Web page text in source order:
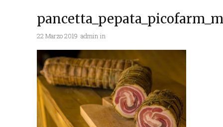
22 Marzo 2019 admin in